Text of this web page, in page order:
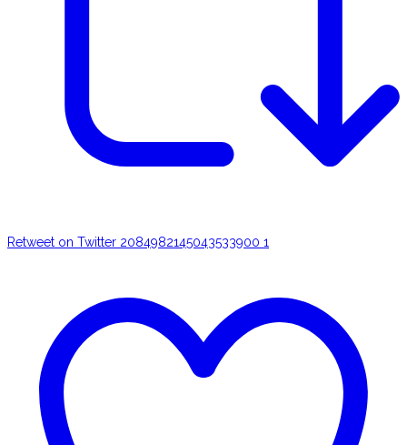
Retweet on Twitter 2084982145043533900 1